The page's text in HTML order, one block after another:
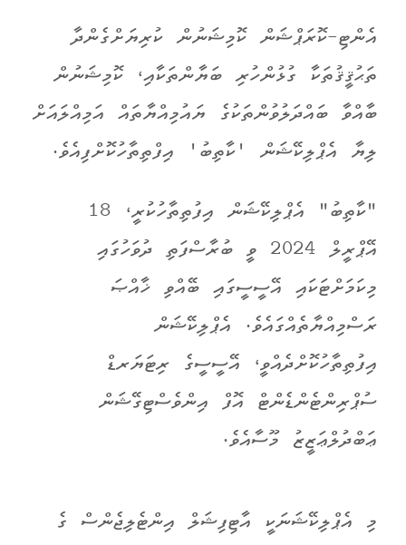
އެންޓި-ކޮރަޕްޝަން ކޮމިޝަނުން ކުރިޔަށްގެންދާ
ތަޙުޤީޤުތަކާ ގުޅުންހުރި ބަޔާންތަކާއި، ކޮމިޝަނުން
ބާއްވާ ބައްދަލުވުންތަކުގެ ޔައުމިއްޔާތައް އަމިއްލައަށް
ލިޔާ އެޕްލިކޭޝަން 'ކާތިބު' އިފްތިތާހުކޮށްފިއެވެ.
"ކާތިބު" އެޕްލިކޭޝަން އިފުތިތާހުކުރީ، 18
އޭޕްރީލް 2024 ވީ ބުރާސްފަތި ދުވަހުގައި
މިކަމަށްޓަކައި އޭސީސީގައި ބޭއްވި ޚާއްޞަ
ރަސްމިއްޔާތެއްގައެވެ. އެޕްލިކޭޝަން
އިފުތިތާހުކޮށްދެއްވީ، އޭސީސީގެ ރިޓަޔަރޑް
ސުޕްރިންޓެންޑެންޓް އޮފް އިންވެސްޓިގޭޝަން
ޢަބްދުލްޢަޒީޒު މޫސާއެވެ.
މި އެޕްލިކޭޝަނަކީ އާޓިފިޝަލް އިންޓެލިޖެންސް ގެ